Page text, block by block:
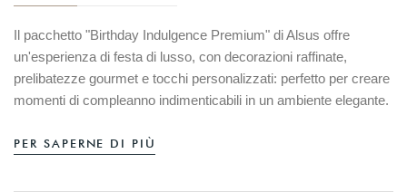
Il pacchetto "Birthday Indulgence Premium" di Alsus offre
un'esperienza di festa di lusso, con decorazioni raffinate,
prelibatezze gourmet e tocchi personalizzati: perfetto per creare
momenti di compleanno indimenticabili in un ambiente elegante.
PER SAPERNE DI PIÙ